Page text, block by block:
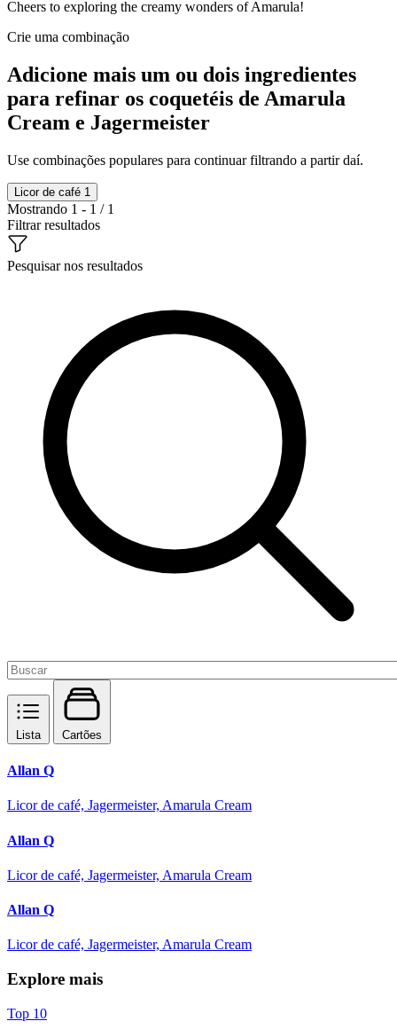
Cheers to exploring the creamy wonders of Amarula!
Crie uma combinação
Adicione mais um ou dois ingredientes
para refinar os coquetéis de Amarula
Cream e Jagermeister
Use combinações populares para continuar filtrando a partir daí.
Licor de café 1
Mostrando 1 - 1 / 1
Filtrar resultados
Pesquisar nos resultados
Lista Cartões
Allan Q
Licor de café, Jagermeister, Amarula Cream
Allan Q
Licor de café, Jagermeister, Amarula Cream
Allan Q
Licor de café, Jagermeister, Amarula Cream
Explore mais
Top 10